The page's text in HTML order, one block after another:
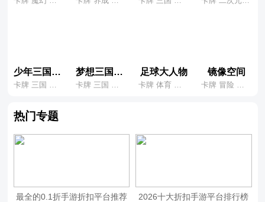
少年三国志：零
卡牌 三国 养成
梦想三国之勇往直前
卡牌 三国 养成
足球大人物
卡牌 体育 养成
镜像空间
卡牌 冒险 养成
热门专题
最全的0.1折手游折扣平台推荐 2026十大折扣手游平台排行榜